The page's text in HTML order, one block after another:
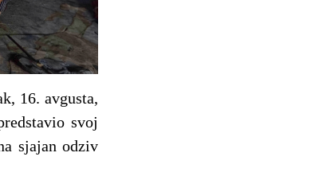
16. avgusta,
svoj
sjajan odziv